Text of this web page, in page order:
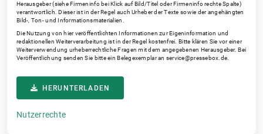
Herausgeber (siehe Firmeninfo bei Klick auf Bild/Titel oder Firmeninfo rechte Spalte)
verantwortlich. Dieser ist in der Regel auch Urheber der Texte sowie der angehängten
Bild-, Ton- und Informationsmaterialien.
Die Nutzung von hier veröffentlichten Informationen zur Eigeninformation und
redaktionellen Weiterverarbeitung ist in der Regel kostenfrei. Bitte klären Sie vor einer
Weiterverwendung urheberrechtliche Fragen mit dem angegebenen Herausgeber. Bei
Veröffentlichung senden Sie bitte ein Belegexemplar an service@pressebox.de.
HERUNTERLADEN
Nutzerrechte